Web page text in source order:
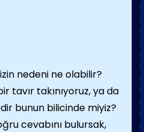
nedeni ne olabilir?
tavır takınıyoruz, ya da
bunun bilicinde miyiz?
cevabını bulursak,